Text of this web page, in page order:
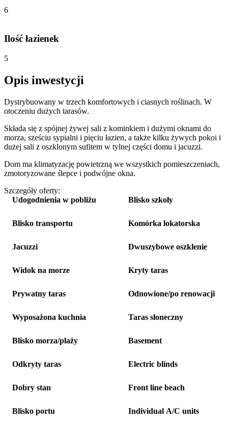
6
Ilość łazienek
5
Opis inwestycji
Dystrybuowany w trzech komfortowych i ciasnych roślinach. W
otoczeniu dużych tarasów.
Składa się z spójnej żywej sali z kominkiem i dużymi oknami do
morza, sześciu sypialni i pięciu łazien, a także kilku żywych pokoi i
dużej sali z oszklonym sufitem w tylnej części domu i jacuzzi.
Dom ma klimatyzację powietrzną we wszystkich pomieszczeniach,
zmotoryzowane ślepce i podwójne okna.
Szczegóły oferty:
Udogodnienia w pobliżu
Blisko transportu
Jacuzzi
Widok na morze
Prywatny taras
Wyposażona kuchnia
Blisko morza/plaży
Odkryty taras
Dobry stan
Blisko portu
Blisko szkoły
Komórka lokatorska
Dwuszybowe oszklenie
Kryty taras
Odnowione/po renowacji
Taras słoneczny
Basement
Electric blinds
Front line beach
Individual A/C units